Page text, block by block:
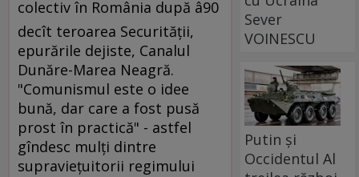
colectiv în România după â90
decît teroarea Securităţii,
epurările dejiste, Canalul
Dunăre-Marea Neagră.
"Comunismul este o idee
bună, dar care a fost pusă
prost în practică" - astfel
gîndesc mulţi dintre
supravieţuitorii regimului
Sever
VOINESCU
Putin și
Occidentul Al